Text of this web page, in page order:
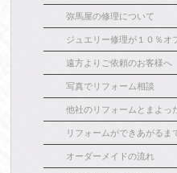
弥馬屋の修理について
ジュエリー修理が１０％オ
遠方よりご依頼のお客様へ
写真でリフォーム相談
他社のリフォームとまよっ
リフォームができあがるま
オーダーメイドの流れ